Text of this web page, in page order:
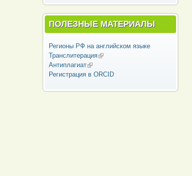
ПОЛЕЗНЫЕ МАТЕРИАЛЫ
Регионы РФ на английском языке
Транслитерация(внешняя ссылка)
Антиплагиат(внешняя ссылка)
Регистрация в ORCID